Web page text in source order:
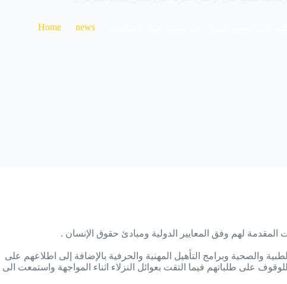
Home news
لهم وفق المعايير الدولية ومبادئ حقوق الإنسان .
والصحية وبرامج التأهيل المهنية والحرفية بالإضافة إلى اطلاعهم على
على طلباتهم فيما التقت بعوائل النزلاء اثناء المواجهة واستمعت الى